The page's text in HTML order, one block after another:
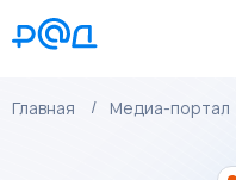
Главная Медиа-портал